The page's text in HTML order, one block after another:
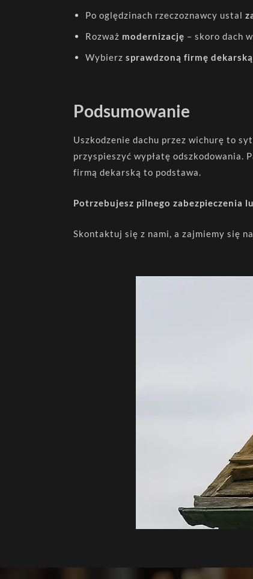
Po oględzinach rzeczoznawcy ustal
Rozważ modernizację – skoro dach
Wybierz sprawdzoną firmę dekarską
Podsumowanie
Uszkodzenie dachu przez wichurę to
przyspieszyć wypłatę odszkodowania.
firmą dekarską to podstawa.
Potrzebujesz pilnego zabezpieczenia
Skontaktuj się z nami, a zajmiemy się